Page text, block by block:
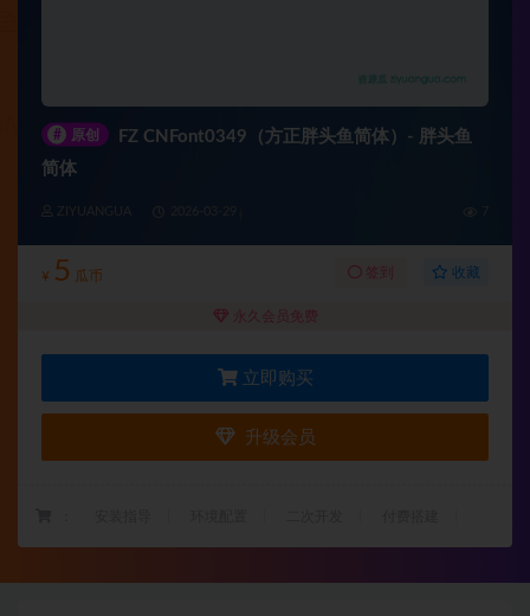
# 原创
FZ CNFont0349（方正胖头鱼简体）- 胖头鱼
简体
ZIYUANGUA
¥ 5 瓜币 签到 收藏
永久会员免费
立即购买
升级会员